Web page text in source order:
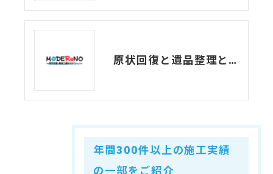
原状回復と遺品整理と特殊清掃、それぞれの意味について
年間300件以上の施工実績
の一部をご紹介